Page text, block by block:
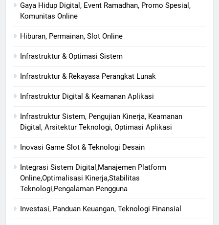
Gaya Hidup Digital, Event Ramadhan, Promo Spesial,
Komunitas Online
Hiburan, Permainan, Slot Online
Infrastruktur & Optimasi Sistem
Infrastruktur & Rekayasa Perangkat Lunak
Infrastruktur Digital & Keamanan Aplikasi
Infrastruktur Sistem, Pengujian Kinerja, Keamanan
Digital, Arsitektur Teknologi, Optimasi Aplikasi
Inovasi Game Slot & Teknologi Desain
Integrasi Sistem Digital,Manajemen Platform
Online,Optimalisasi Kinerja,Stabilitas
Teknologi,Pengalaman Pengguna
Investasi, Panduan Keuangan, Teknologi Finansial